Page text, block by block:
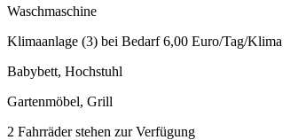
Waschmaschine
Klimaanlage (3) bei Bedarf 6,00 Euro/Tag/Klima
Babybett, Hochstuhl
Gartenmöbel, Grill
2 Fahrräder stehen zur Verfügung